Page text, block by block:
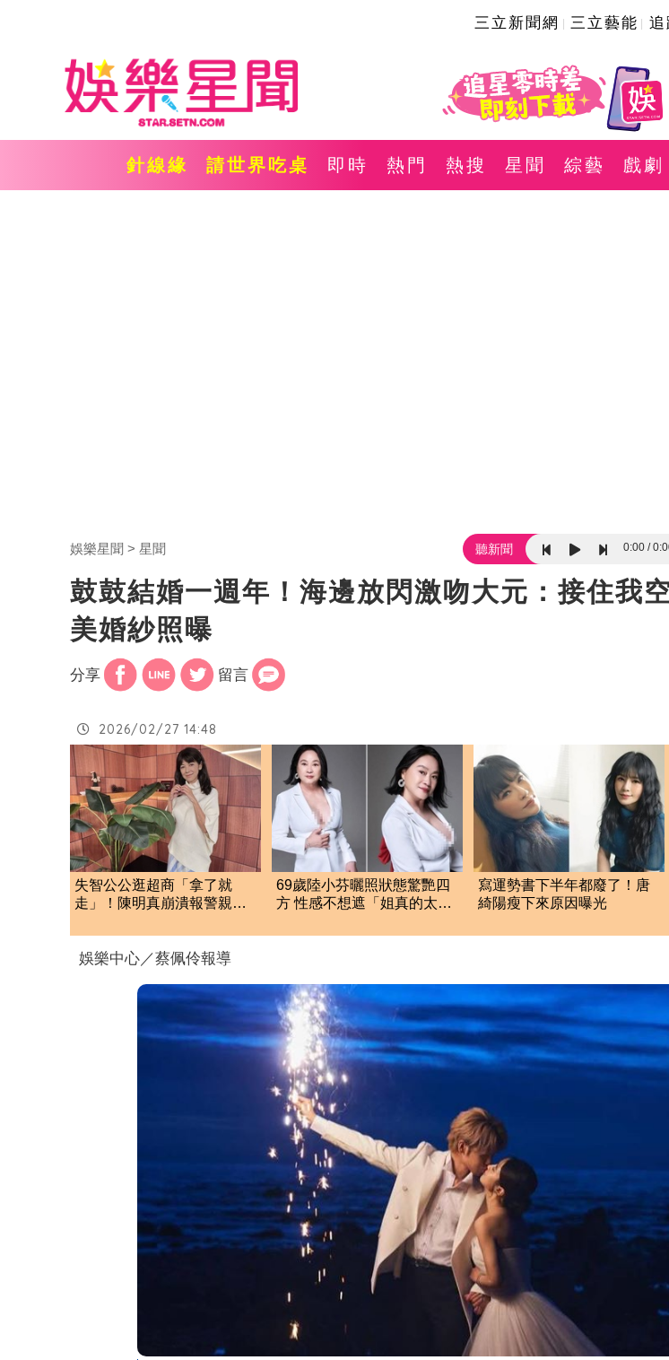
三立新聞網 三立藝能 追
針線緣 請世界吃桌 即時 熱門 熱搜 星聞 綜藝 戲劇
娛樂星聞 星聞 聽新聞 0:00
鼓鼓結婚一週年！海邊放閃激吻大元：接住我
美婚紗照曝
分享 留言
2026/02/27 14:48
失智公公逛超商「拿了就
走」！陳明真崩潰報警親立
69歲陸小芬曬照狀態驚艷四
方 性感不想遮「姐真的太
寫運勢書下半年都廢了！唐
綺陽瘦下來原因曝光
娛樂中心／蔡佩伶報導